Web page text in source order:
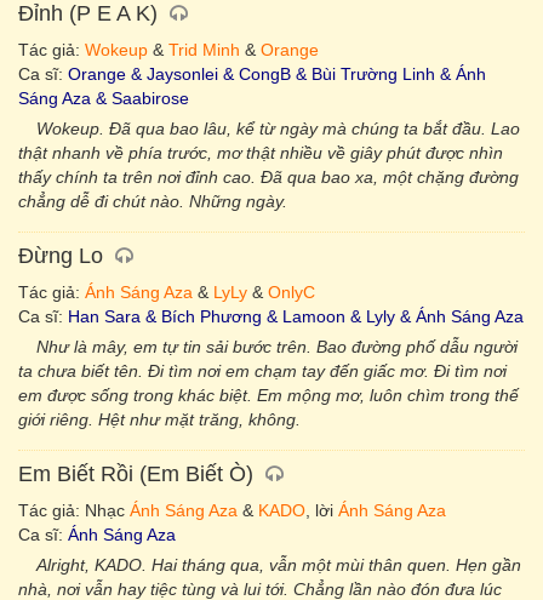
Đỉnh (P E A K)
Tác giả: Wokeup & Trid Minh & Orange
Ca sĩ: Orange & Jaysonlei & CongB & Bùi Trường Linh & Ánh
Sáng Aza & Saabirose
Wokeup. Đã qua bao lâu, kể từ ngày mà chúng ta bắt đầu. Lao
thật nhanh về phía trước, mơ thật nhiều về giây phút được nhìn
thấy chính ta trên nơi đỉnh cao. Đã qua bao xa, một chặng đường
chẳng dễ đi chút nào. Những ngày.
Đừng Lo
Tác giả: Ánh Sáng Aza & LyLy & OnlyC
Ca sĩ: Han Sara & Bích Phương & Lamoon & Lyly & Ánh Sáng Aza
Như là mây, em tự tin sải bước trên. Bao đường phố dẫu người
ta chưa biết tên. Đi tìm nơi em chạm tay đến giấc mơ. Đi tìm nơi
em được sống trong khác biệt. Em mộng mơ, luôn chìm trong thế
giới riêng. Hệt như mặt trăng, không.
Em Biết Rồi (Em Biết Ò)
Tác giả: Nhạc Ánh Sáng Aza & KADO , lời Ánh Sáng Aza
Ca sĩ: Ánh Sáng Aza
Alright, KADO. Hai tháng qua, vẫn một mùi thân quen. Hẹn gần
nhà, nơi vẫn hay tiệc tùng và lui tới. Chẳng lần nào đón đưa lúc